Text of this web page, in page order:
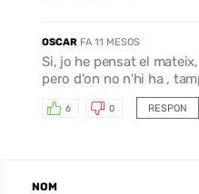
OSCAR FA 11 MESOS
Si, jo he pensat el
pero d'on no n'hi ha ,
RESPON
6 0
NOM